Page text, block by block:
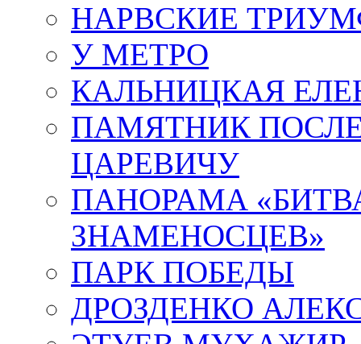
НАРВСКИЕ
У МЕТРО
КАЛЬНИЦКАЯ
ПАМЯТНИК
ЦАРЕВИЧУ
ПАНОРАМА
ЗНАМЕНОСЦЕВ»
ПАРК ПОБЕДЫ
ДРОЗДЕНКО